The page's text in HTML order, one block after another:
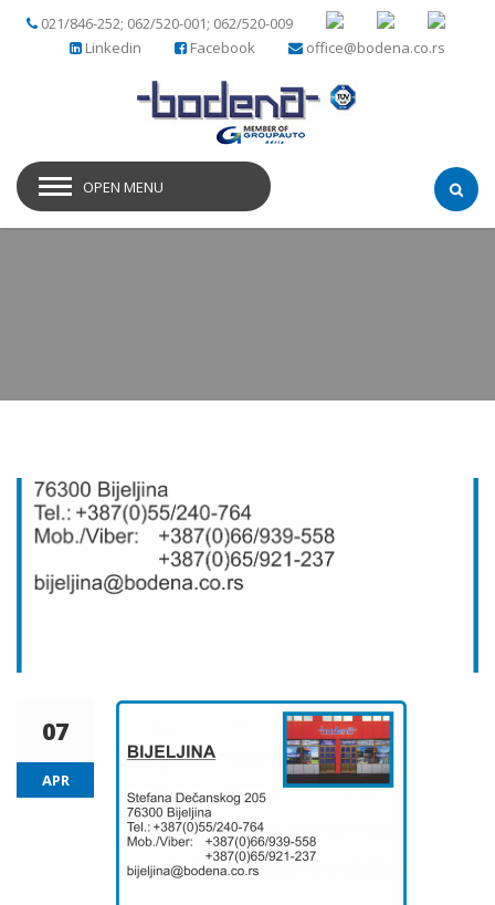
021/846-252; 062/520-001; 062/520-009
office@bodena.co.rs
Facebook
Linkedin
OPEN MENU
07
APR